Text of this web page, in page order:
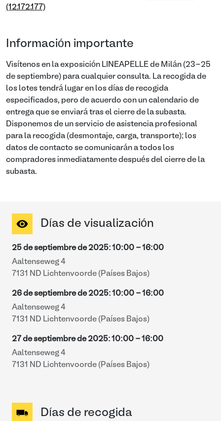
(12.172.177)
Información importante
Visítenos en la exposición LINEAPELLE de Milán (23-25
de septiembre) para cualquier consulta. La recogida de
los lotes tendrá lugar en los días de recogida
especificados, pero de acuerdo con un calendario de
entrega que se enviará tras el cierre de la subasta.
Disponemos de un servicio de asistencia profesional
para la recogida (desmontaje, carga, transporte); los
datos de contacto se comunicarán a todos los
compradores inmediatamente después del cierre de la
subasta.
Días de visualización
25 de septiembre de 2025: 10:00 - 16:00
Aaltenseweg 4
7131 ND Lichtenvoorde (Países Bajos)
26 de septiembre de 2025: 10:00 - 16:00
Aaltenseweg 4
7131 ND Lichtenvoorde (Países Bajos)
27 de septiembre de 2025: 10:00 - 16:00
Aaltenseweg 4
7131 ND Lichtenvoorde (Países Bajos)
Días de recogida